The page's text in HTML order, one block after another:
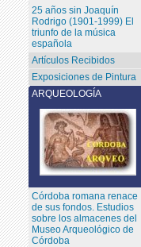
ARQUEOLOGÍA
Córdoba romana renace
de sus fondos. Estudios
sobre los almacenes del
Museo Arqueológico de
Córdoba
25 años sin Joaquín
Rodrigo (1901-1999) El
triunfo de la música
española
Artículos Recibidos
Exposiciones de Pintura